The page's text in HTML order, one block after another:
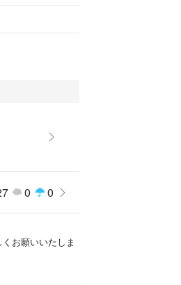
0 0
お願いいたしま